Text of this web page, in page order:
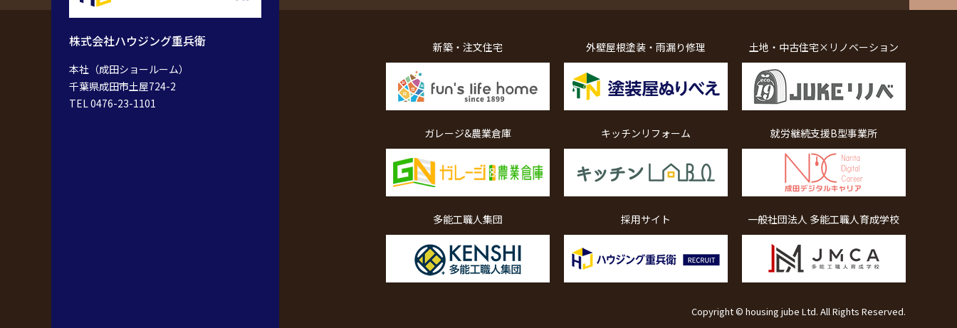
株式会社ハウジング重兵衛
本社（成田ショールーム）
千葉県成田市土屋724-2
TEL 0476-23-1101
新築・注文住宅 外壁屋根塗装・雨漏り修理 土地・中古住宅×リノベーション
ガレージ&農業倉庫 キッチンリフォーム 就労継続支援B型事業所
多能工職人集団 採用サイト 一般社団法人 多能工職人育成学校
Copyright © housing jube Ltd. All Rights Reserved.